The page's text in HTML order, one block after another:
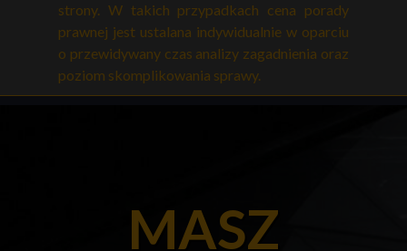
strony. W takich przypadkach cena porady
prawnej jest ustalana indywidualnie w oparciu
o przewidywany czas analizy zagadnienia oraz
poziom skomplikowania sprawy.
MASZ